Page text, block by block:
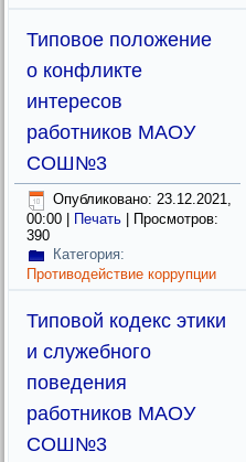
Типовое положение
о конфликте
интересов
работников МАОУ
СОШ№3
Опубликовано: 23.12.2021,
00:00
Печать
| Просмотров:
390
Категория:
Противодействие коррупции
Типовой кодекс этики
и служебного
поведения
работников МАОУ
СОШ№3